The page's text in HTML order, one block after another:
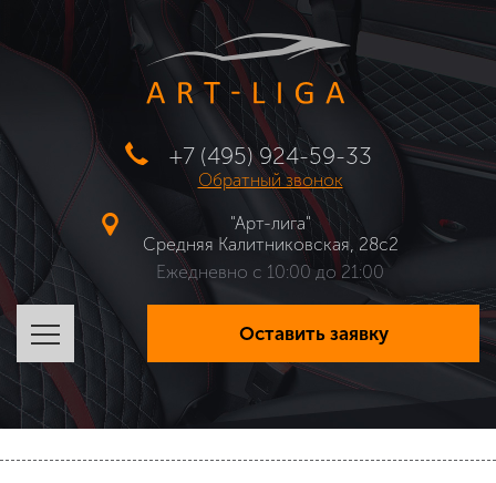
+7 (495) 924-59-33
Обратный звонок
"Арт-лига"
Средняя Калитниковская, 28с2
Ежедневно с 10:00 до 21:00
Оставить заявку